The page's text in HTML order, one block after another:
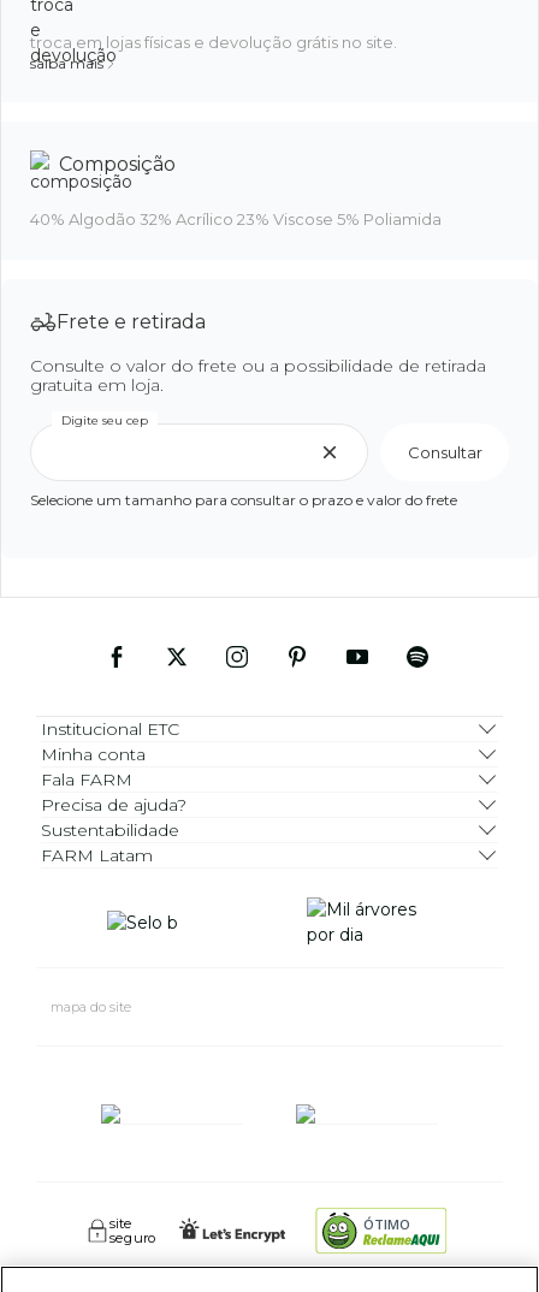
troca em lojas físicas e devolução grátis no site.
saiba mais
Composição
40% Algodão 32% Acrílico 23% Viscose 5% Poliamida
Frete e retirada
Consulte o valor do frete ou a possibilidade de retirada
gratuita em loja.
Digite seu cep
Consultar
Selecione um tamanho para consultar o prazo e valor do frete
Institucional ETC
Minha conta
Fala FARM
Precisa de ajuda?
Sustentabilidade
FARM Latam
mapa do site
site
seguro
ÓTIMO